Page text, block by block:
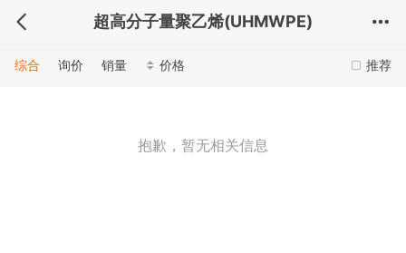
超高分子量聚乙烯(UHMWPE)
推荐
综合 询价 销量 价格
抱歉，暂无相关信息